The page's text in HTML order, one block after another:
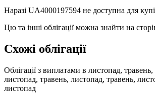
Наразі UA4000197594 не доступна для
Цю та інші облігації можна знайти на
Схожі облігації
Облігації з виплатами в листопад,
листопад, травень, листопад, травень,
листопад